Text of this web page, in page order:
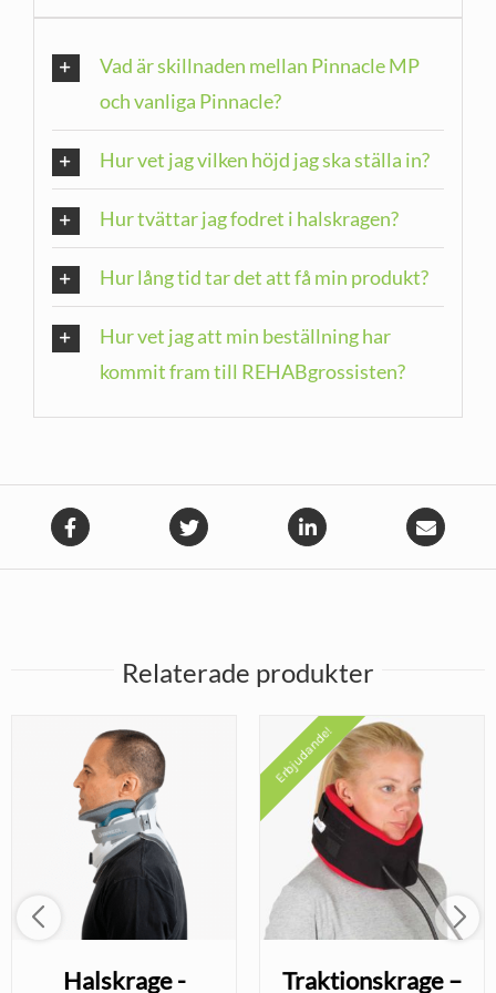
Vad är skillnaden mellan Pinnacle MP
och vanliga Pinnacle?
Hur vet jag vilken höjd jag ska ställa in?
Hur tvättar jag fodret i halskragen?
Hur lång tid tar det att få min produkt?
Hur vet jag att min beställning har
kommit fram till REHABgrossisten?
Relaterade produkter
Halskrage -
Erbjudande!
Traktionskrage –